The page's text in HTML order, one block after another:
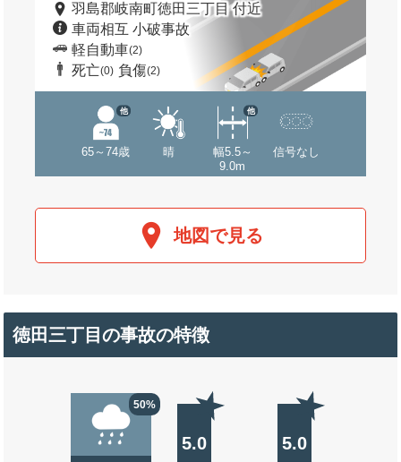
羽島郡岐南町徳田三丁目 付近
車両相互 小破事故
軽自動車(2)
死亡(0) 負傷(2)
65～74歳
他
晴
幅5.5～
9.0m
他
信号なし
地図で見る
徳田三丁目の事故の特徴
50%
5.0 5.0